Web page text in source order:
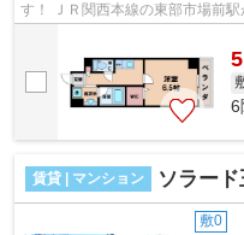
す！ ＪＲ関西本線の東部市場前駅が利用でき、天王寺駅まで自転車圏内にな
6
賃貸 | マンション ソラード
敷0